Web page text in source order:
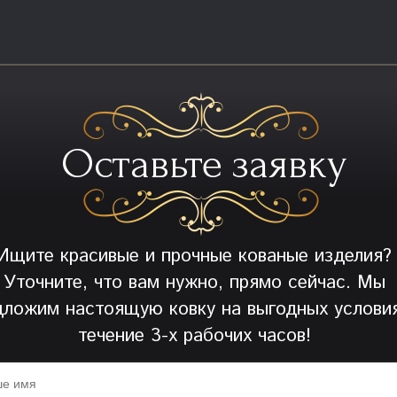
Оставьте заявку
красивые и прочные кованые изделия?
Уточните, что вам нужно, прямо сейчас. Мы
настоящую ковку на выгодных
течение 3-х рабочих часов!